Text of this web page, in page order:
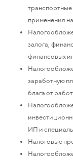
применения
залога,
финансовых
заработную
блага от
ИП и
Налоговые